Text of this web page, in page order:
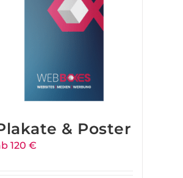
& Poster
120 €